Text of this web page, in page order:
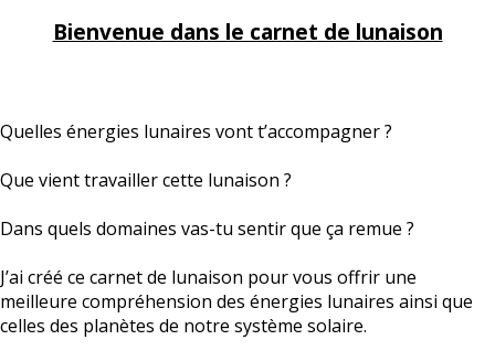
Bienvenue dans le carnet de lunaison
Quelles énergies lunaires vont t’accompagner ?
Que vient travailler cette lunaison ?
Dans quels domaines vas-tu sentir que ça remue ?
J’ai créé ce carnet de lunaison pour vous offrir une
meilleure compréhension des énergies lunaires ainsi que
celles des planètes de notre système solaire.